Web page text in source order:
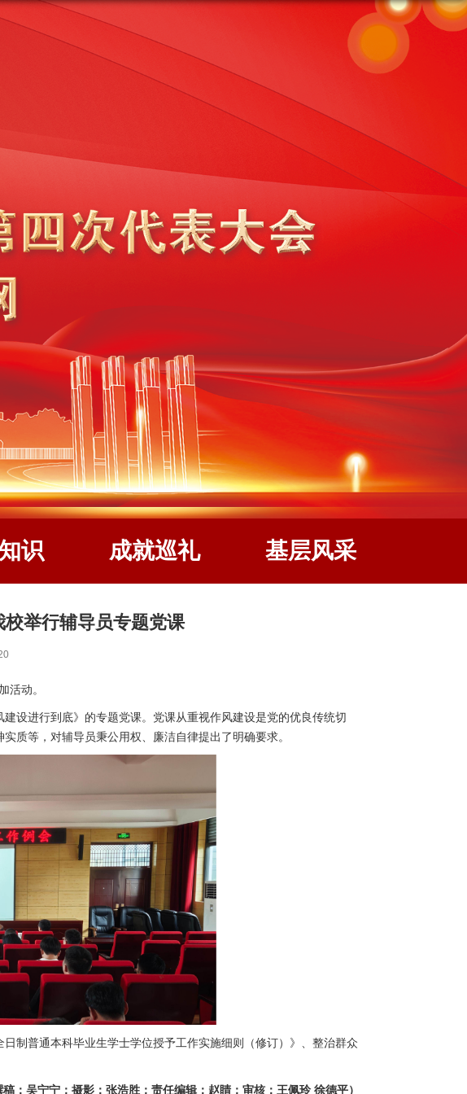
识 成就巡礼 基层风采
举行辅导员专题党课
活动。
设进行到底》的专题党课。党课从重视作风建设是党的优良传统切
质等，对辅导员秉公用权、廉洁自律提出了明确要求。
制普通本科毕业生学士学位授予工作实施细则（修订）》、整治群众
稿：吴宁宁；摄影：张浩胜；责任编辑：赵睛；审核：王佩玲 徐德平）